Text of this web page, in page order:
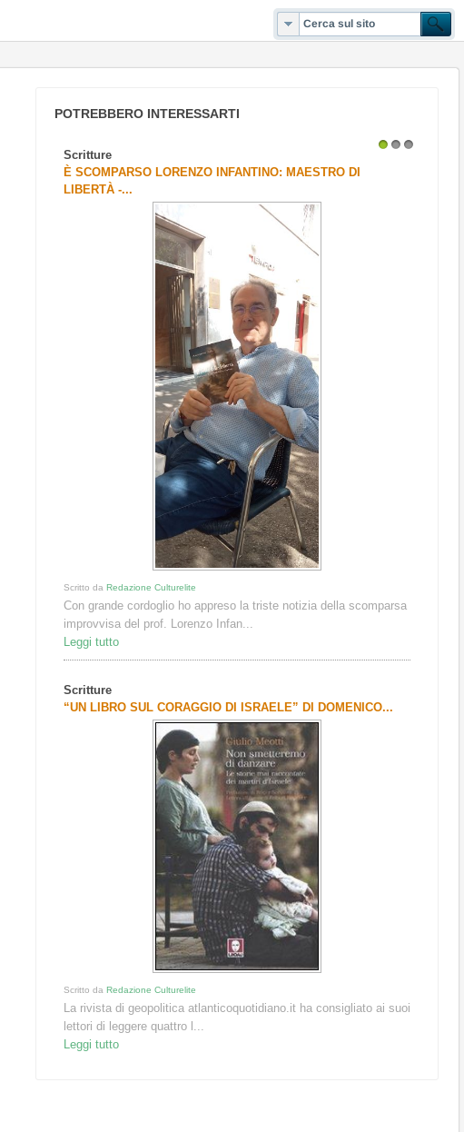
POTREBBERO INTERESSARTI
Scritture
È SCOMPARSO LORENZO INFANTINO: MAESTRO DI
LIBERTÀ -...
Scritto daRedazione Culturelite
Con grande cordoglio ho appreso la triste notizia della scomparsa
improvvisa del prof. Lorenzo Infan...
Leggi tutto
Scritture
“UN LIBRO SUL CORAGGIO DI ISRAELE” DI DOMENICO...
Scritto daRedazione Culturelite
La rivista di geopolitica atlanticoquotidiano.it ha consigliato ai suoi
lettori di leggere quattro l...
Leggi tutto